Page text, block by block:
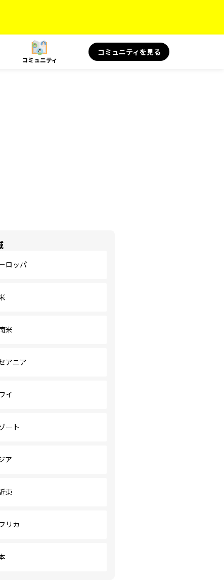
コミュニティ
コミュニティを見る
ロッパ
米
アニア
イ
ート
ア
東
リカ